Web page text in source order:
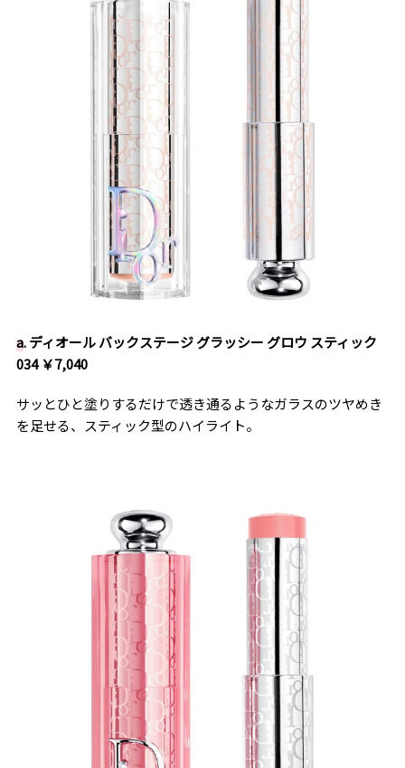
a. ディオール バックステージ グラッシー グロウ スティック
034 ￥7,040
サッとひと塗りするだけで透き通るようなガラスのツヤめき
を足せる、スティック型のハイライト。